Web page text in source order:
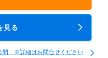
見る
開 ※詳細はお問合せください